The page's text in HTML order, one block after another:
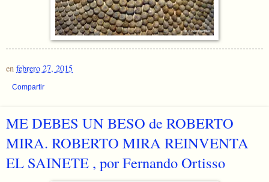
en febrero 27, 2015
Compartir
ME DEBES UN BESO de ROBERTO
MIRA. ROBERTO MIRA REINVENTA
EL SAINETE , por Fernando Ortisso